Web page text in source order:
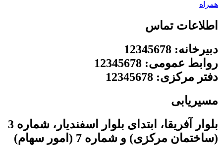
همراه
اطلاعات تماس
دبیرخانه: 12345678
روابط عمومی: 12345678
دفتر مرکزی: 12345678
مسیریابی
بلوار آفریقا، ابتدای بلوار اسفندیار، شماره 3
(ساختمان مرکزی) و شماره 7 (امور سهام)